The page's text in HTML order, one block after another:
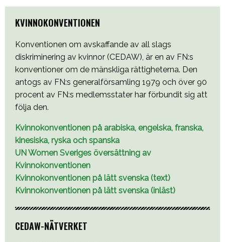
KVINNOKONVENTIONEN
Konventionen om avskaffande av all slags
diskriminering av kvinnor (CEDAW), är en av FN:s
konventioner om de mänskliga rättigheterna. Den
antogs av FN:s generalförsamling 1979 och över 90
procent av FN:s medlemsstater har förbundit sig att
följa den.
Kvinnokonventionen på arabiska, engelska, franska,
kinesiska, ryska och spanska
UN Women Sveriges översättning av
Kvinnokonventionen
Kvinnokonventionen på lätt svenska (text)
Kvinnokonventionen på lätt svenska (inläst)
CEDAW-NÄTVERKET